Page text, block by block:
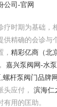
公司-官网
疗时期为基础，
供精确的会诊与
， 精彩亿商（北
嘉兴泵阀网-水
螺杆泵阀门品牌
头应付， 滨海仁
用的匡助。